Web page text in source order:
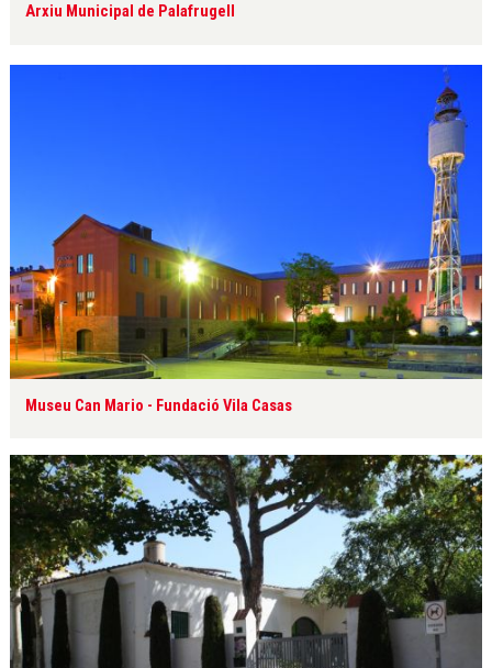
Arxiu Municipal de Palafrugell
Museu Can Mario - Fundació Vila Casas